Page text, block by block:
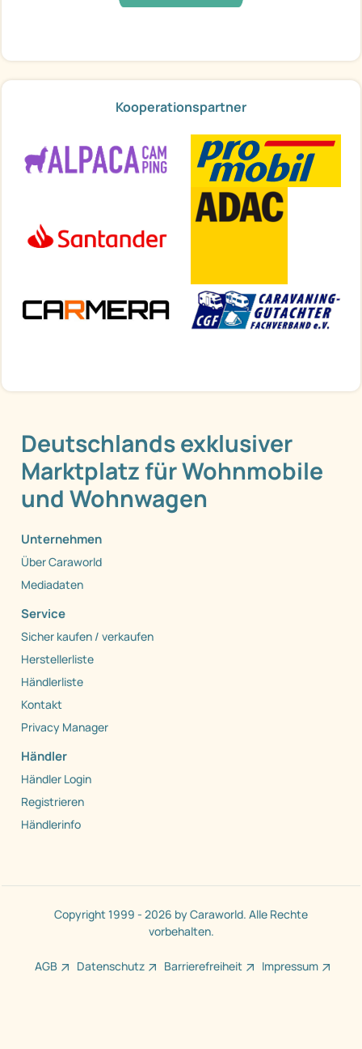
Kooperationspartner
Deutschlands exklusiver
Marktplatz für Wohnmobile
und Wohnwagen
Unternehmen
Über Caraworld
Mediadaten
Service
Sicher kaufen / verkaufen
Herstellerliste
Händlerliste
Kontakt
Privacy Manager
Händler
Händler Login
Registrieren
Händlerinfo
Copyright 1999 - 2026 by Caraworld. Alle Rechte
vorbehalten.
AGB Datenschutz Barrierefreiheit Impressum